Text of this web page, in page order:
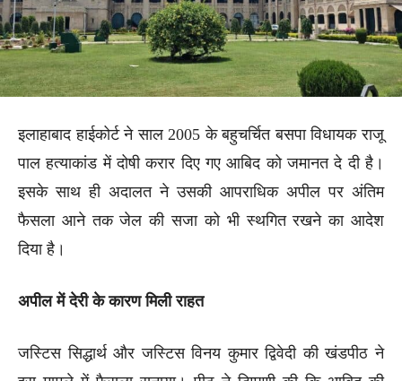
इलाहाबाद हाईकोर्ट ने साल 2005 के बहुचर्चित बसपा विधायक राजू
पाल हत्याकांड में दोषी करार दिए गए आबिद को जमानत दे दी है।
इसके साथ ही अदालत ने उसकी आपराधिक अपील पर अंतिम
फैसला आने तक जेल की सजा को भी स्थगित रखने का आदेश
दिया है।
अपील में देरी के कारण मिली राहत
जस्टिस सिद्धार्थ और जस्टिस विनय कुमार द्विवेदी की खंडपीठ ने